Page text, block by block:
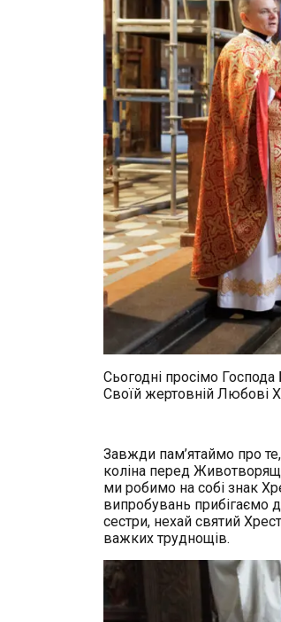
Сьогодні просімо
Своїй жертовній Любові
Завжди пам’ятаймо про
коліна перед
ми робимо на собі знак
випробувань прибігаємо
сестри, нехай святий
важких труднощів.